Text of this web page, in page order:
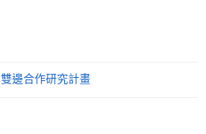
雙邊合作研究計畫